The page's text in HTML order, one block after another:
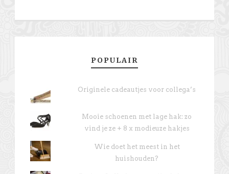
POPULAIR
Originele cadeautjes voor collega’s
Mooie schoenen met lage hak: zo
vind je ze + 8 x modieuze hakjes
Wie doet het meest in het
huishouden?